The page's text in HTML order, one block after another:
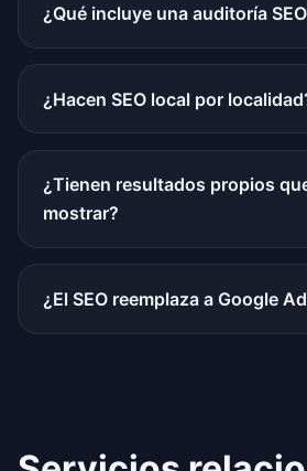
¿Qué incluye una auditoría
¿Hacen SEO local por
¿Tienen resultados propios
mostrar?
¿El SEO reemplaza a Google